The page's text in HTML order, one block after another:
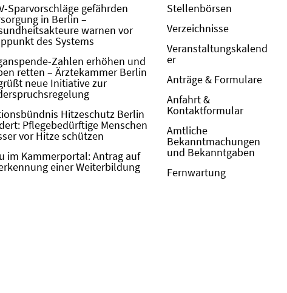
Sparvorschläge gefährden
in Berlin –
warnen vor
des Systems
Zahlen erhöhen und
retten – Ärztekammer Berlin
neue Initiative zur
Hitzeschutz Berlin
Pflegebedürftige Menschen
vor Hitze schützen
im Kammerportal: Antrag auf
einer Weiterbildung
Stellenbörsen
Verzeichnisse
Veranstaltungskalend
er
Anträge & Formulare
Anfahrt &
Kontaktformular
Amtliche
Bekanntmachungen
und Bekanntgaben
Fernwartung